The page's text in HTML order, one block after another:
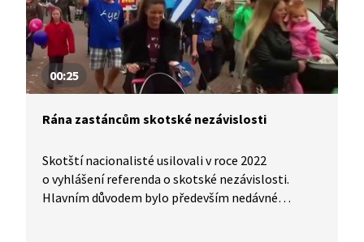
00:25
Rána zastáncům skotské nezávislosti
Skotští nacionalisté usilovali v roce 2022
o vyhlášení referenda o skotské nezávislosti.
Hlavním důvodem bylo především nedávné